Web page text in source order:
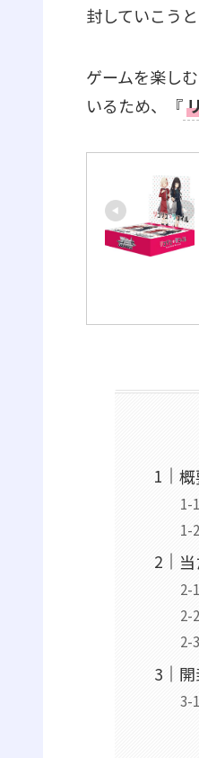
封していこう
ゲームを楽し
いるため、『